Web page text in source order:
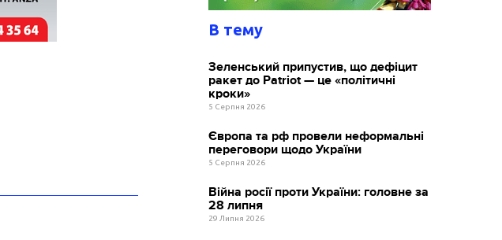
В тему
Зеленський припустив, що дефіцит
ракет до Patriot — це «політичні
кроки»
5 Серпня 2026
Європа та рф провели неформальні
переговори щодо України
5 Серпня 2026
Війна росії проти України: головне за
28 липня
29 Липня 2026